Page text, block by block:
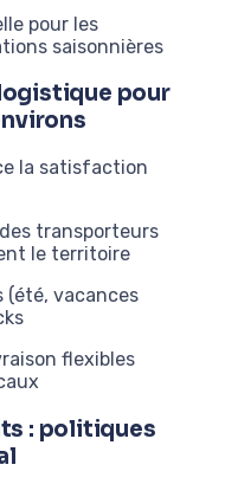
pour les
saisonnières
pour
la satisfaction
transporteurs
le territoire
(été, vacances
flexibles
: politiques